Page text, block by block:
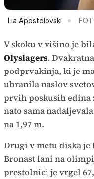
Lia Apostolovski
V skoku v višino je
Olyslagers.
podprvakinja, ki je
ubranila naslov
prvih poskusih edina
nato sama
na 1,97 m.
Drugi v metu diska je
Bronast lani na
prestolnici je vrgel